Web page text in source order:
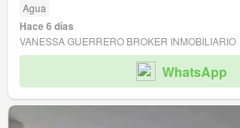
Agua
Hace 6 días
VANESSA GUERRERO BROKER INMOBILIARIO
WhatsApp